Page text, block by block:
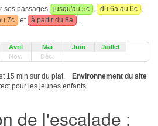
ses passages jusqu'au 5c , du 6a au 6c ,
7c
et à partir du 8a
.
Avril Mai Juin
Juillet
Nov. Déc.
15 min sur du plat.
Environnement du site
pour les jeunes enfants.
de l'escalade :